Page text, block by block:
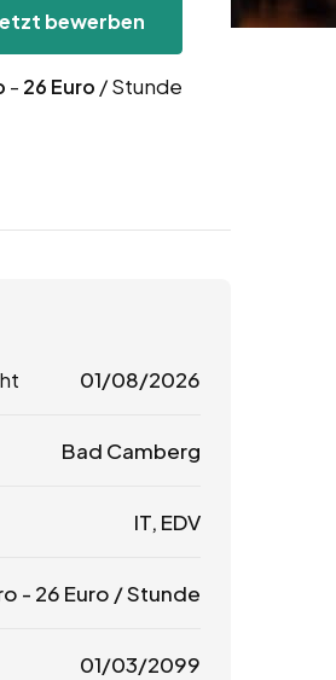
bewerben
- 26 Euro / Stunde
01/08/2026
Bad Camberg
IT, EDV
- 26 Euro / Stunde
01/03/2099